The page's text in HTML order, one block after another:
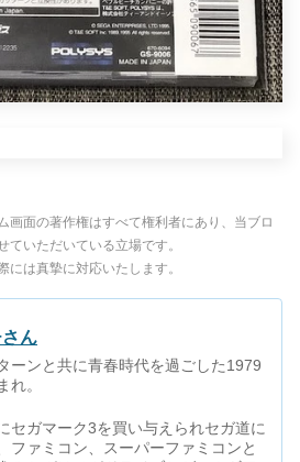
画面の著作権はすべて権利者にあり、当ブロ
ていただいている立場です。
は真摯に対応いたします。
ん
ーンと共に青春時代を過ごした1979
れ。
セガマーク3を買い与えられセガ道に
ファミコン、スーパーファミコンと